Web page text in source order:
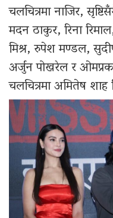
चलचित्रमा नाजिर,
मदन ठाकुर, रिना
मिश्र, रुपेश मण्डल,
अर्जुन पोखरेल र
चलचित्रमा अमितेष